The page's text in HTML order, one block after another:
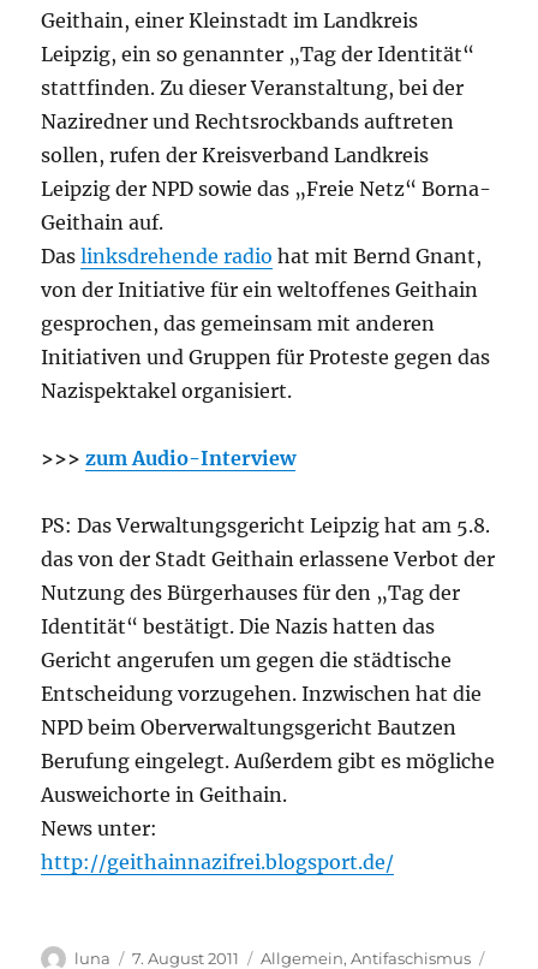
Geithain, einer Kleinstadt im Landkreis
Leipzig, ein so genannter „Tag der Identität“
stattfinden. Zu dieser Veranstaltung, bei der
Naziredner und Rechtsrockbands auftreten
sollen, rufen der Kreisverband Landkreis
Leipzig der NPD sowie das „Freie Netz“ Borna-
Geithain auf.
Daslinksdrehende radio hat mit Bernd Gnant,
von der Initiative für ein weltoffenes Geithain
gesprochen, das gemeinsam mit anderen
Initiativen und Gruppen für Proteste gegen das
Nazispektakel organisiert.
>>>zum Audio-Interview
PS: Das Verwaltungsgericht Leipzig hat am 5.8.
das von der Stadt Geithain erlassene Verbot der
Nutzung des Bürgerhauses für den „Tag der
Identität“ bestätigt. Die Nazis hatten das
Gericht angerufen um gegen die städtische
Entscheidung vorzugehen. Inzwischen hat die
NPD beim Oberverwaltungsgericht Bautzen
Berufung eingelegt. Außerdem gibt es mögliche
Ausweichorte in Geithain.
News unter:
http://geithainnazifrei.blogsport.de/
Autor
luna
Veröffentlicht
7. August 2011 Kategorien
Allgemein,Antifaschismus